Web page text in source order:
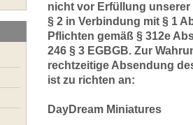
nicht vor Erfüllung
§ 2 in Verbindung mit § 1
Pflichten gemäß § 312e
246 § 3 EGBGB. Zur
rechtzeitige Absendung
ist zu richten an:
DayDream Miniatures